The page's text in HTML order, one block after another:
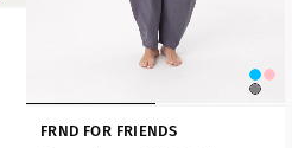
FRND FOR FRIENDS